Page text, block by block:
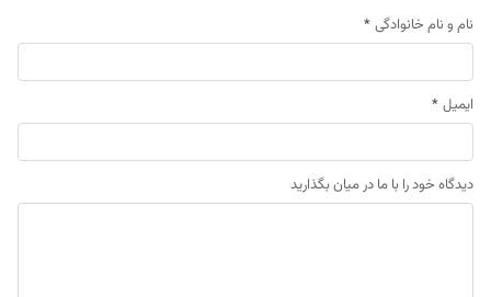
نام و نام خانوادگی *
ایمیل *
دیدگاه خود را با ما در میان بگذارید